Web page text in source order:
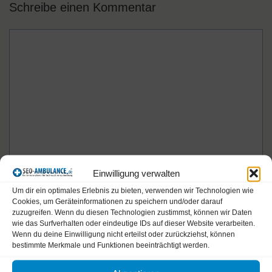
Einwilligung verwalten
Um dir ein optimales Erlebnis zu bieten, verwenden wir Technologien wie
Cookies, um Geräteinformationen zu speichern und/oder darauf
zuzugreifen. Wenn du diesen Technologien zustimmst, können wir Daten
wie das Surfverhalten oder eindeutige IDs auf dieser Website verarbeiten.
Wenn du deine Einwilligung nicht erteilst oder zurückziehst, können
bestimmte Merkmale und Funktionen beeinträchtigt werden.
Schreibe einen Kommentar
Name
E-
Mail-
Adresse
Website